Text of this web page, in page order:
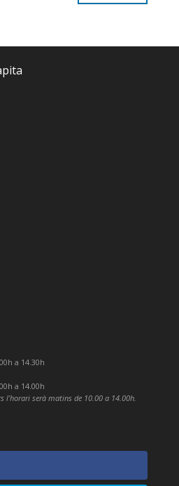
a 14.30h
a 14.00h
l’horari serà matins de 10.00 a 14.00h.